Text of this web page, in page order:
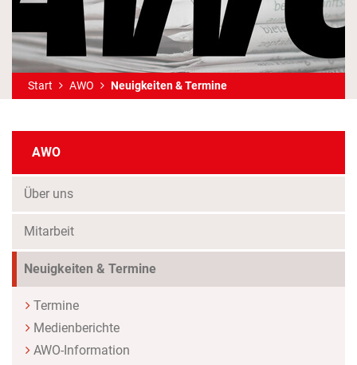
Start AWO Neuigkeiten & Termine
AWO
Über uns
Mitarbeit
Neuigkeiten & Termine
Termine
Medienberichte
AWO-Information